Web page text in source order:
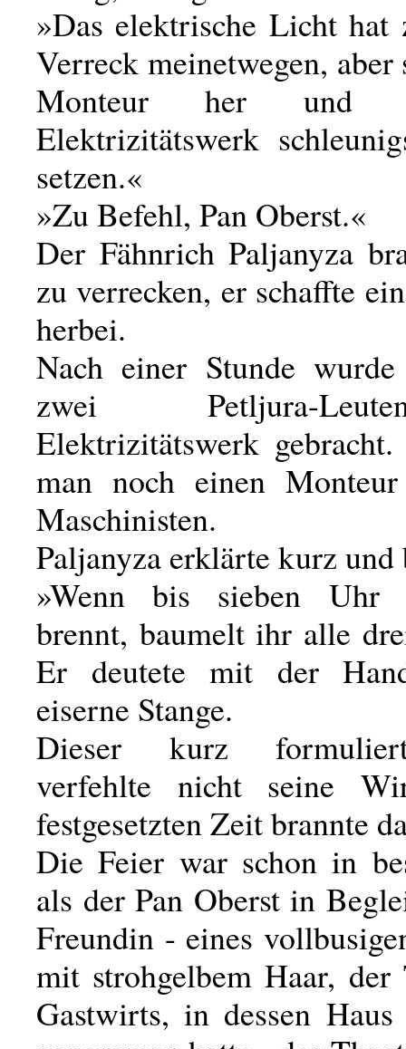
»Das elektrische Licht hat
Verreck meinetwegen, aber
Monteur her und
Elektrizitätswerk
setzen.«
»Zu Befehl, Pan Oberst.«
Der Fähnrich Paljanyza
zu verrecken, er schaffte
herbei.
Nach einer Stunde
zwei Petljura-
Elektrizitätswerk
man noch einen
Maschinisten.
Paljanyza erklärte kurz
»Wenn bis sieben Uhr
brennt, baumelt ihr alle
Er deutete mit der
eiserne Stange.
Dieser kurz
verfehlte nicht seine
festgesetzten Zeit brannte
Die Feier war schon in
als der Pan Oberst in
Freundin - eines
mit strohgelbem Haar, der
Gastwirts, in dessen